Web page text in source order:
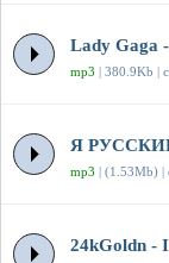
Lady Gaga
mp3 | 380.9Kb |
Я
mp3 | (1.53Mb) |
24kGoldn -